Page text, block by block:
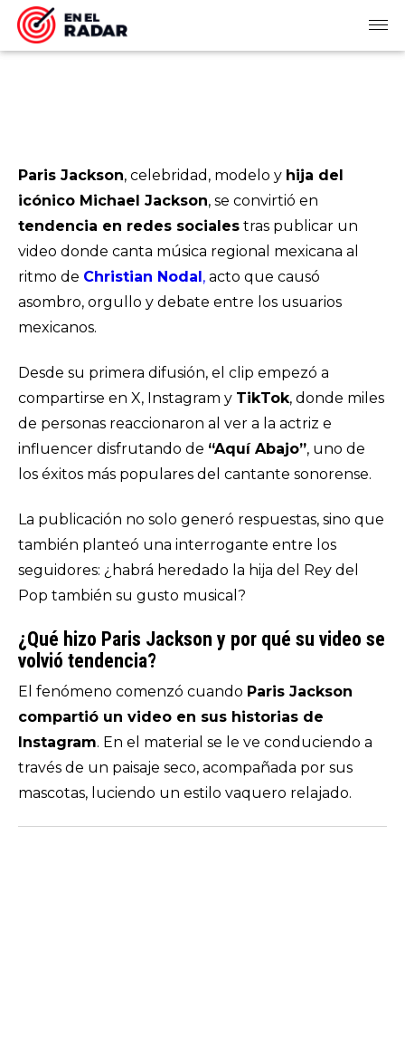
Paris Jackson, celebridad, modelo y hija del
icónico Michael Jackson, se convirtió en
tendencia en redes sociales tras publicar un
video donde canta música regional mexicana al
ritmo de Christian Nodal, acto que causó
asombro, orgullo y debate entre los usuarios
mexicanos.
Desde su primera difusión, el clip empezó a
compartirse en X, Instagram y TikTok, donde miles
de personas reaccionaron al ver a la actriz e
influencer disfrutando de “Aquí Abajo”, uno de
los éxitos más populares del cantante sonorense.
La publicación no solo generó respuestas, sino que
también planteó una interrogante entre los
seguidores: ¿habrá heredado la hija del Rey del
Pop también su gusto musical?
¿Qué hizo Paris Jackson y por qué su video se
volvió tendencia?
El fenómeno comenzó cuando Paris Jackson
compartió un video en sus historias de
Instagram. En el material se le ve conduciendo a
través de un paisaje seco, acompañada por sus
mascotas, luciendo un estilo vaquero relajado.